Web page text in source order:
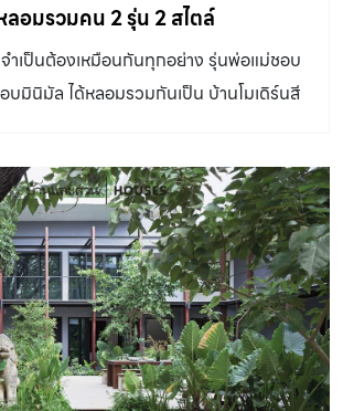
ลอมรวมคน 2 รุ่น 2 สไตล์
ำเป็นต้องเหมือนกันทุกอย่าง รุ่นพ่อแม่ชอบ
บมินิมัล ได้หลอมรวมกันเป็น บ้านโมเดิร์นสี
ของที่ดินและความแตกต่างได้อย่างน่าสนใจ
กเริ่มของครอบครัวที่อยากสร้างบ้านสอง
คุณแม่ใกล้เกษียณที่ชื่นชอบสไตล์คลาสสิก
มัลสำหรับลูกที่เริ่มเขาวัยทำงาน ด้วยขนาด
จะเป็นไปได้ แต่บริเวณนั้นอยู่ใกล้แนวสาย
ฎหมายห้ามสร้างสิ่งปลูกสร้าง และต้องมี
นวสายไฟ จึงทำให้เหลือที่ดินสำหรับสร้าง